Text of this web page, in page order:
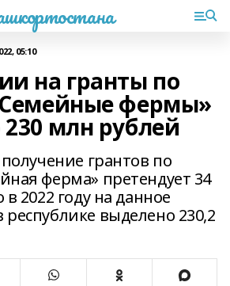
05:10
на гранты по
фермы»
млн рублей
грантов по
ферма» претендует 34
2022 году на данное
выделено 230,2